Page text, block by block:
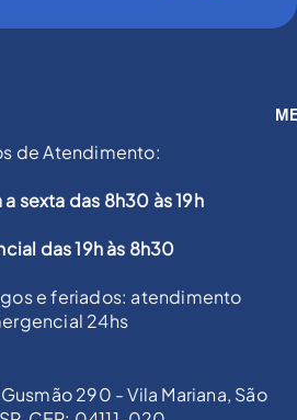
de Atendimento:
sexta das 8h30 às 19h
das 19h às 8h30
e feriados: atendimento
24hs
290 - Vila Mariana, São